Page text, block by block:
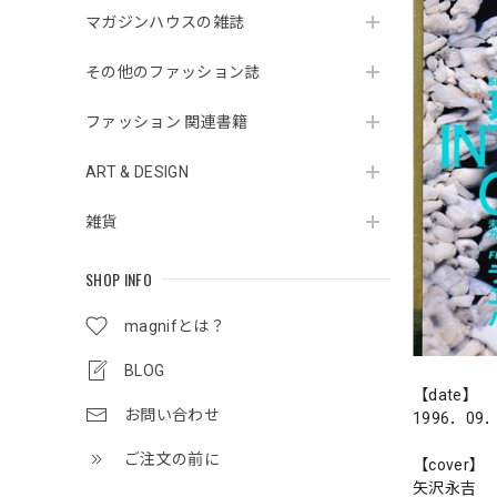
マガジンハウスの雑誌
その他のファッション誌
ファッション 関連書籍
ART & DESIGN
雑貨
SHOP INFO
magnifとは？
BLOG
お問い合わせ
ご注文の前に
【date】
1996．09
【cover】
矢沢永吉